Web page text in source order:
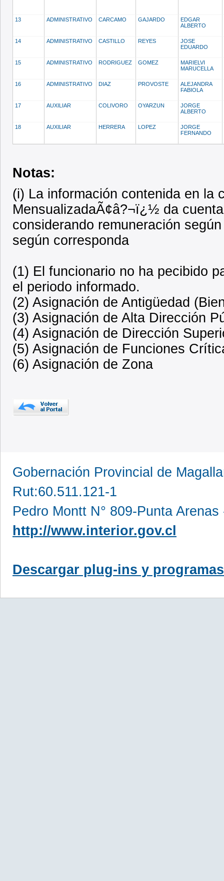
13 ADMINISTRATIVO CARCAMO GAJARDO
EDGAR
ALBERTO
14 ADMINISTRATIVO CASTILLO REYES
JOSE
EDUARDO
15 ADMINISTRATIVO RODRIGUEZ GOMEZ
MARIELVI
MARUCELLA
16 ADMINISTRATIVO DIAZ PROVOSTE
ALEJANDRA
FABIOLA
17 AUXILIAR COLIVORO OYARZUN
JORGE
ALBERTO
18 AUXILIAR HERRERA LOPEZ
JORGE
FERNANDO
Notas:
(i) La información contenida en la
MensualizadaÃ¢â?¬ï¿½ da
considerando remuneración
según corresponda
(1) El funcionario no ha pecibido
el periodo informado.
(2) Asignación de Antigüedad
(3) Asignación de Alta Dirección
(4) Asignación de Dirección
(5) Asignación de Funciones
(6) Asignación de Zona
Gobernación Provincial de
Rut:60.511.121-1
Pedro Montt N° 809-Punta
http://www.interior.gov.cl
Descargar plug-ins y